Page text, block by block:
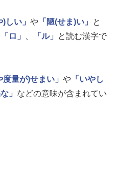
)しい」 や 「陋(せま)い」
と
「ロ」 「ル」
と読む漢字で
度量が)せまい」 や 「いやし
」 などの意味が含まれてい